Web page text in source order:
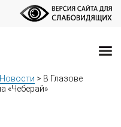
Новости > В Глазове
«Чеберай»